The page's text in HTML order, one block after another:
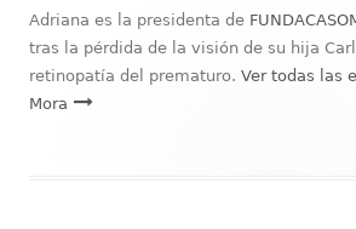
Adriana es la presidenta de
tras la pérdida de la visión de su hija
retinopatía del prematuro. Ver todas las
Mora